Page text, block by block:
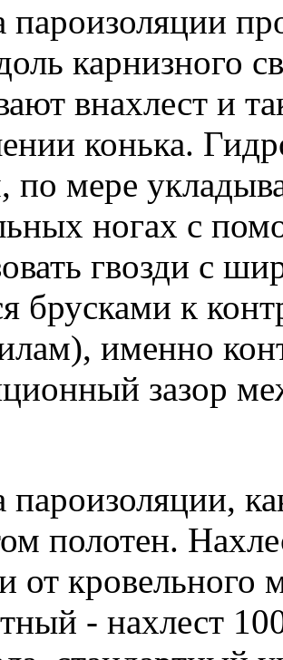
пароизоляции
карнизного
внахлест и
конька.
по мере
ногах с
гвозди с
брусками к
именно
зазор
пароизоляции,
полотен.
кровельного
- нахлест